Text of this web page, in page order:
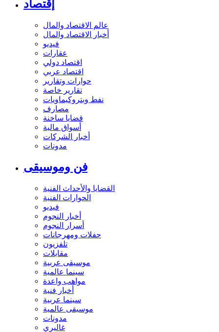
إقتصاد
عالم الاقتصاد والمال
أخبار الاقتصاد والمال
فيديو
عقارات
اقتصاد دولي
اقتصاد عربي
حوارات وتقارير
تقارير خاصة
نفط وبتروكيماويات
مصارف
قضايا ساخنة
أسواق مالية
أخبار الشركات
مدونات
فن وموسيقى
القضايا والأحداث الفنية
الحوارات الفنية
فيديو
أخبار النجوم
أسرار النجوم
حفلات ومهرجانات
تلفزيون
مقابلات
موسيقى عربية
سينما عالمية
مواهب واعدة
أخبار فنية
سينما عربية
موسيقى عالمية
مدونات
غاليري